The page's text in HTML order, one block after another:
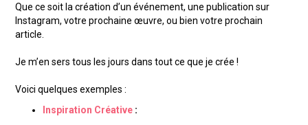
Que ce soit la création d’un événement, une publication sur
Instagram, votre prochaine œuvre, ou bien votre prochain
article.
Je m’en sers tous les jours dans tout ce que je crée !
Voici quelques exemples :
Inspiration Créative :